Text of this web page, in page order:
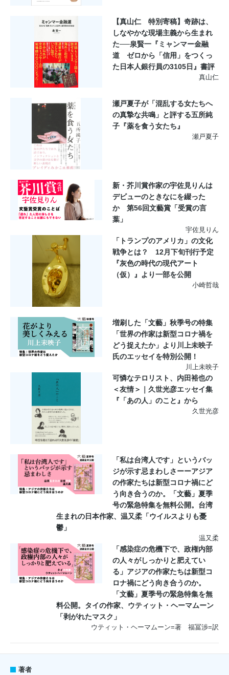
【真山仁 特別寄稿】奇跡は、
しなやかな現場主義から生まれ
た──泉賢一『ミャンマー金融
道 ゼロから「信用」をつくっ
た日本人銀行員の3105日』書評
真山仁
瀬戸夏子が「混乱する女たちへ
の真摯な共鳴」と評する五所純
子『薬を食う女たち』
瀬戸夏子
新・芥川賞作家の宇佐見りんは
デビューのときなにを綴った
か 第56回文藝賞「受賞の言
葉」
宇佐見りん
「トランプのアメリカ」の文化
戦争とは？ 12月下旬刊行予定
『灰色の時代の現代アート
（仮）』より一部を公開
小崎哲哉
増刷した「文藝」秋季号の特集
「世界の作家は新型コロナ禍を
どう捉えたか」より川上未映子
氏のエッセイを特別公開！
川上未映子
可憐なテロリスト、内田裕也の
＜友情＞｜久世光彦エッセイ集
『「あの人」のこと』から
久世光彦
「私は台湾人です」というバッ
ジが示す忌まわしさーーアジア
の作家たちは新型コロナ禍にど
う向き合うのか。「文藝」夏季
号の緊急特集を無料公開。台湾
生まれの日本作家、温又柔「ウイルスよりも憂
鬱」
温又柔
「感染症の危機下で、政権内部
の人々がしっかりと肥えてい
る」アジアの作家たちは新型コ
ロナ禍にどう向き合うのか。
「文藝」夏季号の緊急特集を無
料公開。タイの作家、ウティット・ヘーマムーン
「剥がれたマスク」
ウティット・ヘーマムーン=著 福冨渉=訳
著者